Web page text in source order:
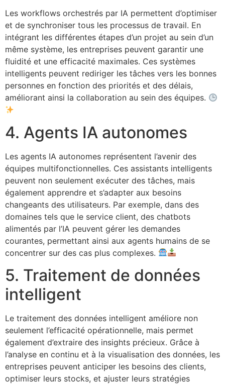
Les workflows orchestrés par IA permettent d’optimiser
et de synchroniser tous les processus de travail. En
intégrant les différentes étapes d’un projet au sein d’un
même système, les entreprises peuvent garantir une
fluidité et une efficacité maximales. Ces systèmes
intelligents peuvent rediriger les tâches vers les bonnes
personnes en fonction des priorités et des délais,
améliorant ainsi la collaboration au sein des équipes.
4. Agents IA autonomes
Les agents IA autonomes représentent l’avenir des
équipes multifonctionnelles. Ces assistants intelligents
peuvent non seulement exécuter des tâches, mais
également apprendre et s’adapter aux besoins
changeants des utilisateurs. Par exemple, dans des
domaines tels que le service client, des chatbots
alimentés par l’IA peuvent gérer les demandes
courantes, permettant ainsi aux agents humains de se
concentrer sur des cas plus complexes.
5. Traitement de données
intelligent
Le traitement des données intelligent améliore non
seulement l’efficacité opérationnelle, mais permet
également d’extraire des insights précieux. Grâce à
l’analyse en continu et à la visualisation des données, les
entreprises peuvent anticiper les besoins des clients,
optimiser leurs stocks, et ajuster leurs stratégies